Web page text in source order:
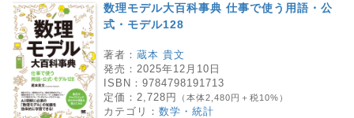
数理モデル大百科事典 仕事で使う用語・公
式・モデル128
著者： 蔵本 貴文
発売： 2025年12月10日
ISBN： 9784798191713
定価： 2,728円 （本体2,480円＋税10%）
カテゴリ： 数学・統計